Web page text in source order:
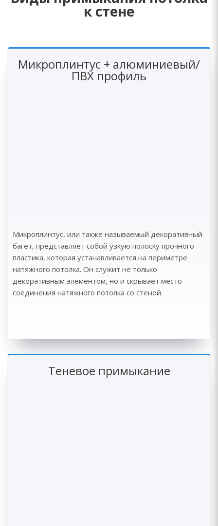
к стене
Микроплинтус + алюминиевый/
ПВХ профиль
Микроплинтус, или также называемый декоративный
багет, представляет собой узкую полоску прочного
пластика, которая устанавливается на периметре
натяжного потолка. Он служит не только
декоративным элементом, но и скрывает место
соединения натяжного потолка со стеной.
Теневое примыкание